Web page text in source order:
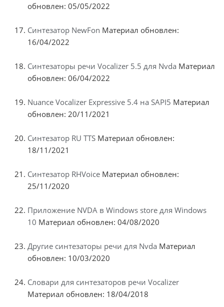
обновлен: 05/05/2022
Синтезатор NewFon Материал обновлен:
16/04/2022
Синтезаторы речи Vocalizer 5.5 для Nvda Материал
обновлен: 06/04/2022
Nuance Vocalizer Expressive 5.4 на SAPI5 Материал
обновлен: 20/11/2021
Синтезатор RU TTS Материал обновлен:
18/11/2021
Синтезатор RHVoice Материал обновлен:
25/11/2020
Приложение NVDA в Windows store для Windows
10 Материал обновлен: 04/08/2020
Другие синтезаторы речи для Nvda Материал
обновлен: 10/03/2020
Словари для синтезаторов речи Vocalizer
Материал обновлен: 18/04/2018